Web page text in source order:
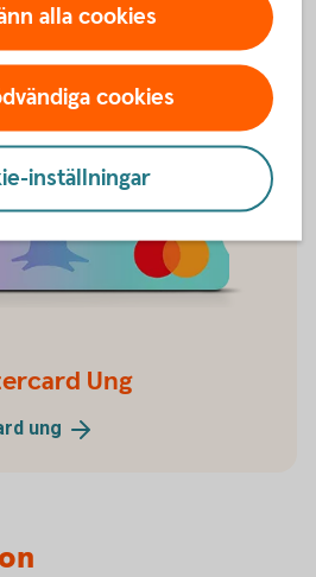
Ung
ung
alla cookies
cookies
inställningar